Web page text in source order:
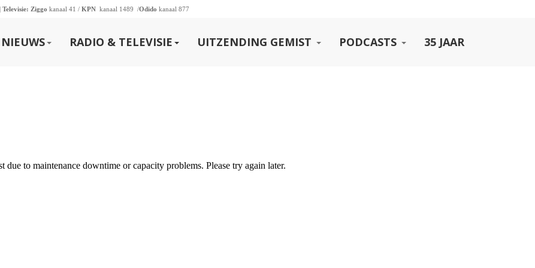
Televisie: Ziggo kanaal 41 / KPN kanaal 1489 /Odido kanaal 877
NIEUWS RADIO & TELEVISIE UITZENDING GEMIST PODCASTS 35 JAAR